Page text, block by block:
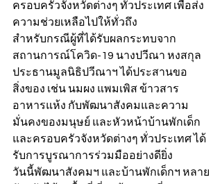
ครอบครัวจังหวัดต่างๆ ทั่วประเทศ เพื่อส่ง
ความช่วยเหลือไปให้ทั่วถึง
สำหรับกรณีผู้ที่ได้รับผลกระทบจาก
สถานการณ์โควิด-19 นางปวีณา หงสกุล
ประธานมูลนิธิปวีณาฯ ได้ประสานขอ
สิ่งของ เช่น นมผง แพมเพิส ข้าวสาร
อาหารแห้ง กับพัฒนาสังคมและความ
มั่นคงของมนุษย์ และหัวหน้าบ้านพักเด็ก
และครอบครัวจังหวัดต่างๆ ทั่วประเทศ ได้
รับการบูรณาการร่วมมืออย่างดียิ่ง
วันนี้พัฒนาสังคมฯ และบ้านพักเด็กฯ หลาย